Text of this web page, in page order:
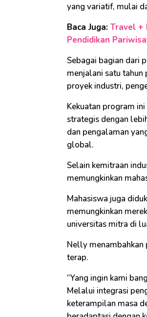
yang variatif, mulai
Baca Juga: Travel +
Pendidikan
Sebagai bagian dari
menjalani satu
proyek industri,
Kekuatan program
strategis dengan
dan pengalaman
global.
Selain kemitraan
memungkinkan
Mahasiswa juga
memungkinkan
universitas mitra di
Nelly menambahkan
terap.
“Yang ingin kami
Melalui integrasi
keterampilan masa